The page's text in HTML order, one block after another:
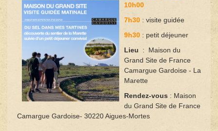
10h00
7h30 : visite guidée
9h30 : petit déjeuner
Lieu : Maison du
Grand Site de France
Camargue Gardoise - La
Marette
Rendez-vous : Maison
du Grand Site de France
Camargue Gardoise- 30220 Aigues-Mortes